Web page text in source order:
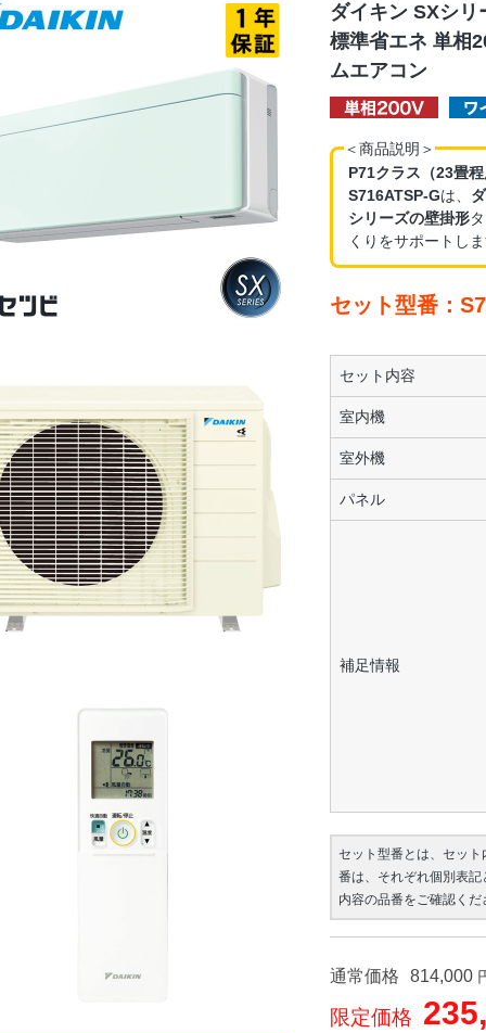
ダイキン SXシ
標準省エネ 単相
ムエアコン
＜商品説明＞
P71クラス（23畳
S716ATSP-Gは、
シリーズの壁掛形
くりをサポートし
セット型番：
セット内容
室内機
室外機
パネル
補足情報
セット型番とは、セッ
番は、それぞれ個別表
内容の品番をご確認くだ
通常価格 814,000
限定価格